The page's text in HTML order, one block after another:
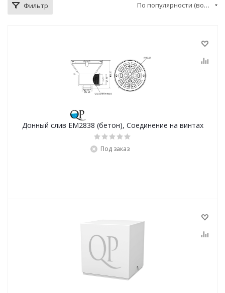
Фильтр По популярности (возрастание)
Донный слив EM2838 (бетон), Соединение на винтах
Под заказ